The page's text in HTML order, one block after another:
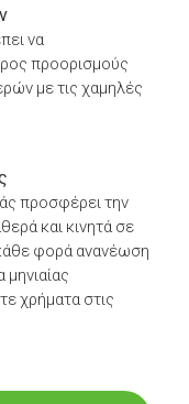
να
προορισμούς
με τις χαμηλές
προσφέρει την
και κινητά σε
φορά ανανέωση
χρήματα στις